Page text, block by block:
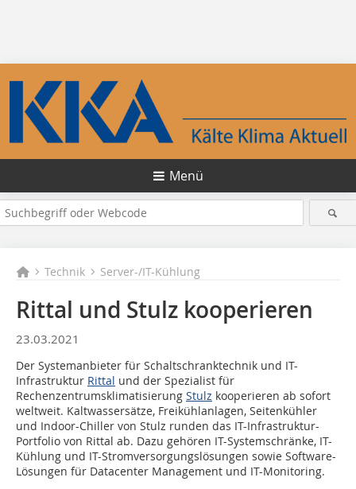
Menü
Technik Server-/IT-Kühlung
Rittal und Stulz kooperieren
23.03.2021
Der Systemanbieter für Schaltschranktechnik und IT-
Infrastruktur Rittal und der Spezialist für
Rechenzentrumsklimatisierung Stulz kooperieren ab sofort
weltweit. Kaltwassersätze, Freikühlanlagen, Seitenkühler
und Indoor-Chiller von Stulz runden das IT-Infrastruktur-
Portfolio von Rittal ab. Dazu gehören IT-Systemschränke, IT-
Kühlung und IT-Stromversorgungslösungen sowie Software-
Lösungen für Datacenter Management und IT-Monitoring.